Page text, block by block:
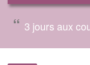
“ 3 jours aux